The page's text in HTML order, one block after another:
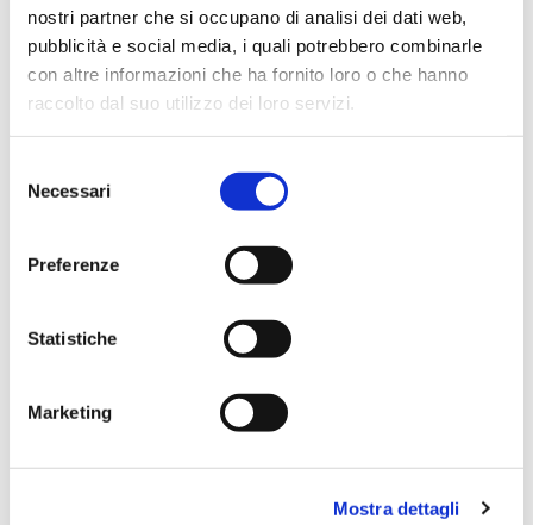
nostri partner che si occupano di analisi dei dati web,
pubblicità e social media, i quali potrebbero combinarle
con altre informazioni che ha fornito loro o che hanno
raccolto dal suo utilizzo dei loro servizi.
delNecessari
Preferenze
Statistiche
Marketing
Mostra dettagli
Nome
Nome
Cognome
Email
Email
Iscrivimi
Dichiaro di aver letto l'INFORMATIVA PRIVACY